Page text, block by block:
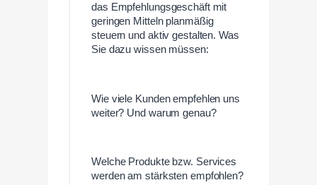
das Empfehlungsgeschäft mit
geringen Mitteln planmäßig
steuern und aktiv gestalten. Was
Sie dazu wissen müssen:
Wie viele Kunden empfehlen uns
weiter? Und warum genau?
Welche Produkte bzw. Services
werden am stärksten empfohlen?